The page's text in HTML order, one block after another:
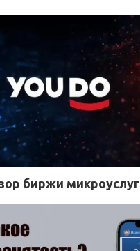
биржи микроуслуг